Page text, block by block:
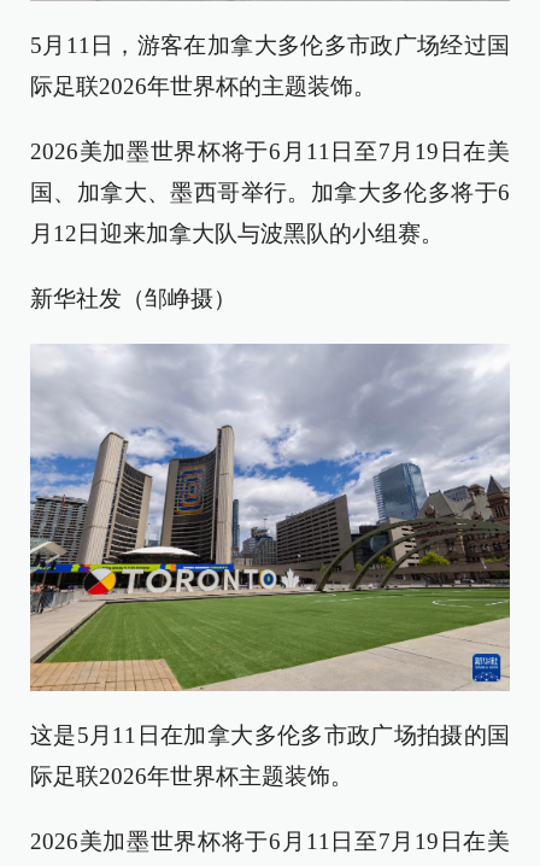
5月11日，游客在加拿大多伦多市政广场经过国
际足联2026年世界杯的主题装饰。
2026美加墨世界杯将于6月11日至7月19日在美
国、加拿大、墨西哥举行。加拿大多伦多将于6
月12日迎来加拿大队与波黑队的小组赛。
新华社发（邹峥摄）
这是5月11日在加拿大多伦多市政广场拍摄的国
际足联2026年世界杯主题装饰。
2026美加墨世界杯将于6月11日至7月19日在美